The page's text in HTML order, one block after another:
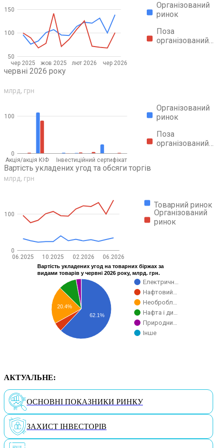
Організований
ринок
Поза
організований…
чер 2025 жов 2025 лют 2026 чер 2026
50
100
150
Обсяги торгів за видами фінансових інструментів у
червні 2026 року
млрд, грн
Організований
ринок
Поза
організований…
Акція/акція КІФ Інвестиційний сертифікат
0
100
Вартість укладених угод та обсяги торгів
млрд, грн
Товарний ринок
Організований
ринок
06.2025 10.2025 02.2026 06.2026
0
100
Вартість укладених угод на товарних біржах за
видами товарів у червні 2026 року, млрд. грн.
Електричн…
Нафтовий…
Необробл…
Нафта і ди…
Природни…
Інше
20.4%
62.1%
АКТУАЛЬНЕ:
ОСНОВНІ ПОКАЗНИКИ РИНКУ
ЗАХИСТ ІНВЕСТОРІВ